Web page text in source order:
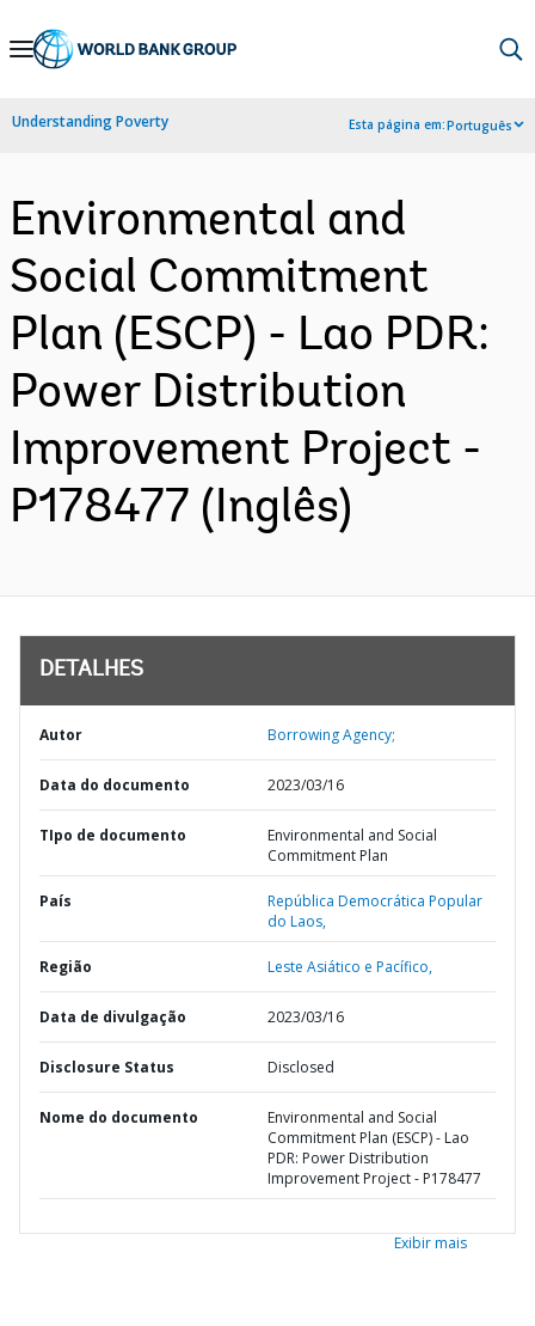
Skip
Navigation
Understanding Poverty Esta página em:Português
Environmental and
Social Commitment
Plan (ESCP) - Lao PDR:
Power Distribution
Improvement Project -
P178477 (Inglês)
DETALHES
Autor Borrowing Agency;
Data do documento 2023/03/16
TIpo de documento
Environmental and Social
Commitment Plan
País
República Democrática Popular
do Laos,
Região Leste Asiático e Pacífico,
Data de divulgação 2023/03/16
Disclosure Status Disclosed
Nome do documento
Environmental and Social
Commitment Plan (ESCP) - Lao
PDR: Power Distribution
Improvement Project - P178477
Exibir mais